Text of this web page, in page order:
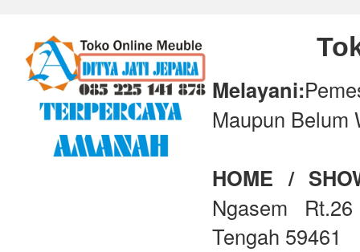
Melayani:
Maupun Belum
HOME /
Ngasem
Tengah 59461